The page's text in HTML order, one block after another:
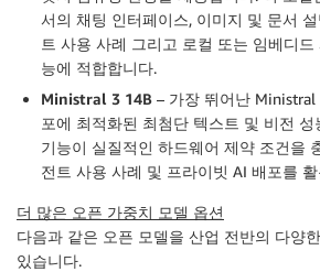
서의 채팅 인터페이스, 이미지 및 문서
트 사용 사례 그리고 로컬 또는 임베디
능에 적합합니다.
Ministral 3 14B – 가장 뛰어난 Ministral
포에 최적화된 최첨단 텍스트 및 비전
기능이 실질적인 하드웨어 제약 조건을
전트 사용 사례 및 프라이빗 AI 배포를
더 많은 오픈 가중치 모델 옵션
다음과 같은 오픈 모델을 산업 전반의 다양
있습니다.